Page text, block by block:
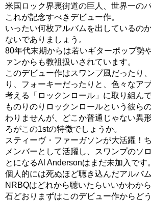
米国ロック界裏街道の巨人、世界一の
これが記念すべきデビュー作。
いったい何枚アルバムを出しているの
ないでありましょう。
80年代末期からは若いギターポップ勢
ァンからも教祖扱いされています。
このデビュー作はスワンプ風だったり
り、フォーキーだったりと、色々なア
考える「ロックンロール」に取り組ん
ものりのりロックンロールという彼ら
わりませんが、どこか普通じゃない異
ろがこの1stの特徴でしょうか。
スティーヴ・ファーガソンが大活躍！
メンバーとして活躍し、スワンプのソ
とになるAl Andersonはまだ未加入です。
個人的には死ぬほど聴き込んだアルバム
NRBQはどれから聴いたらいいかわか
石どおりまずはこのデビュー作からどう